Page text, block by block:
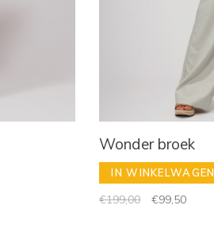
Wonder broek
IN WINKELWAGEN
€199,00 €99,50